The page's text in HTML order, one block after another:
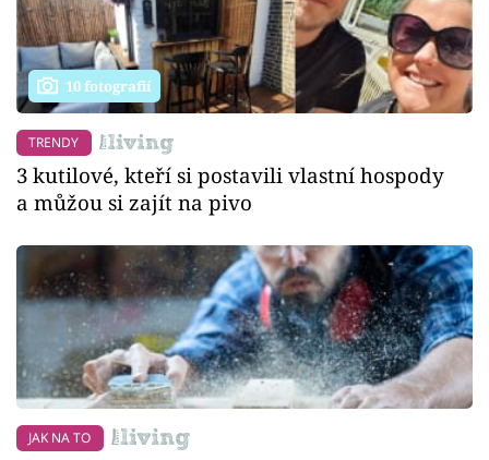
10 fotografií
TRENDY
3 kutilové, kteří si postavili vlastní hospody
a můžou si zajít na pivo
JAK NA TO